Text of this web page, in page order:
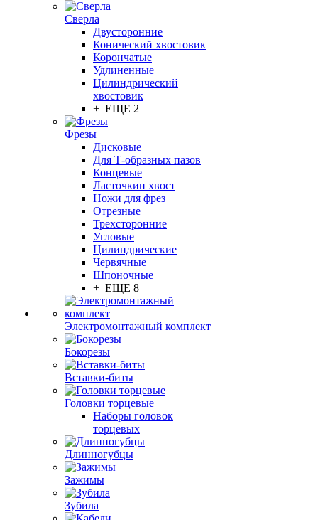
Сверла
Двусторонние
Конический хвостовик
Корончатые
Удлиненные
Цилиндрический
хвостовик
+ ЕЩЕ 2
Фрезы
Дисковые
Для Т-образных пазов
Концевые
Ласточкин хвост
Ножи для фрез
Отрезные
Трехсторонние
Угловые
Цилиндрические
Червячные
Шпоночные
+ ЕЩЕ 8
Электромонтажный комплект
Бокорезы
Вставки-биты
Головки торцевые
Наборы головок
торцевых
Длинногубцы
Зажимы
Зубила